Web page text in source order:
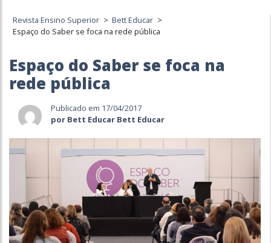
Revista Ensino Superior > Bett Educar >
Espaço do Saber se foca na rede pública
Espaço do Saber se foca na
rede pública
Publicado em 17/04/2017
por Bett Educar Bett Educar